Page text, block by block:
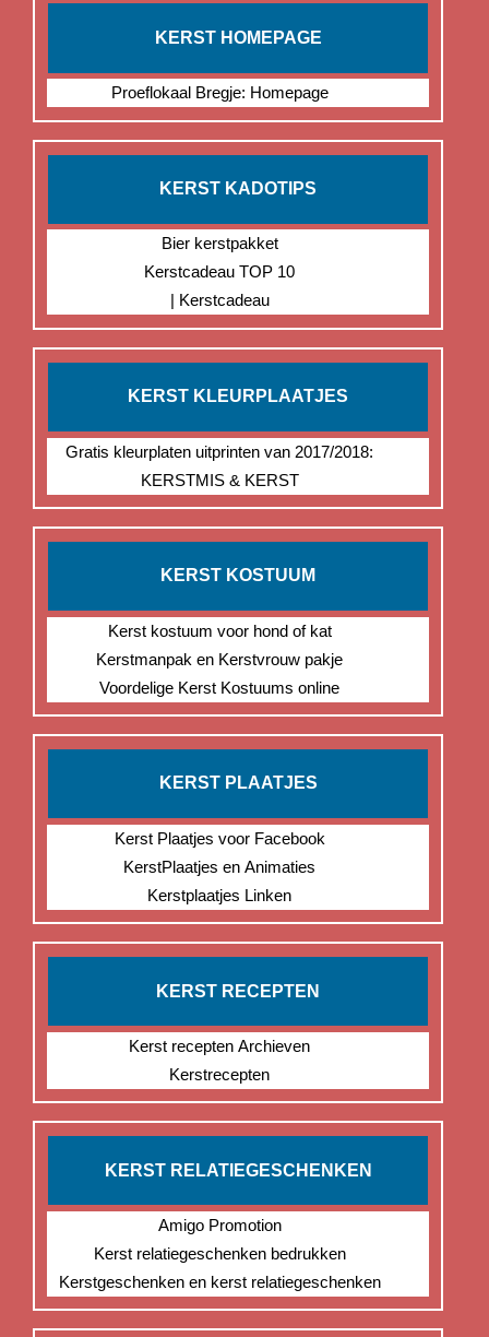
KERST HOMEPAGE
Proeflokaal Bregje: Homepage
KERST KADOTIPS
Bier kerstpakket
Kerstcadeau TOP 10
| Kerstcadeau
KERST KLEURPLAATJES
Gratis kleurplaten uitprinten van 2017/2018:
KERSTMIS & KERST
KERST KOSTUUM
Kerst kostuum voor hond of kat
Kerstmanpak en Kerstvrouw pakje
Voordelige Kerst Kostuums online
KERST PLAATJES
Kerst Plaatjes voor Facebook
KerstPlaatjes en Animaties
Kerstplaatjes Linken
KERST RECEPTEN
Kerst recepten Archieven
Kerstrecepten
KERST RELATIEGESCHENKEN
Amigo Promotion
Kerst relatiegeschenken bedrukken
Kerstgeschenken en kerst relatiegeschenken